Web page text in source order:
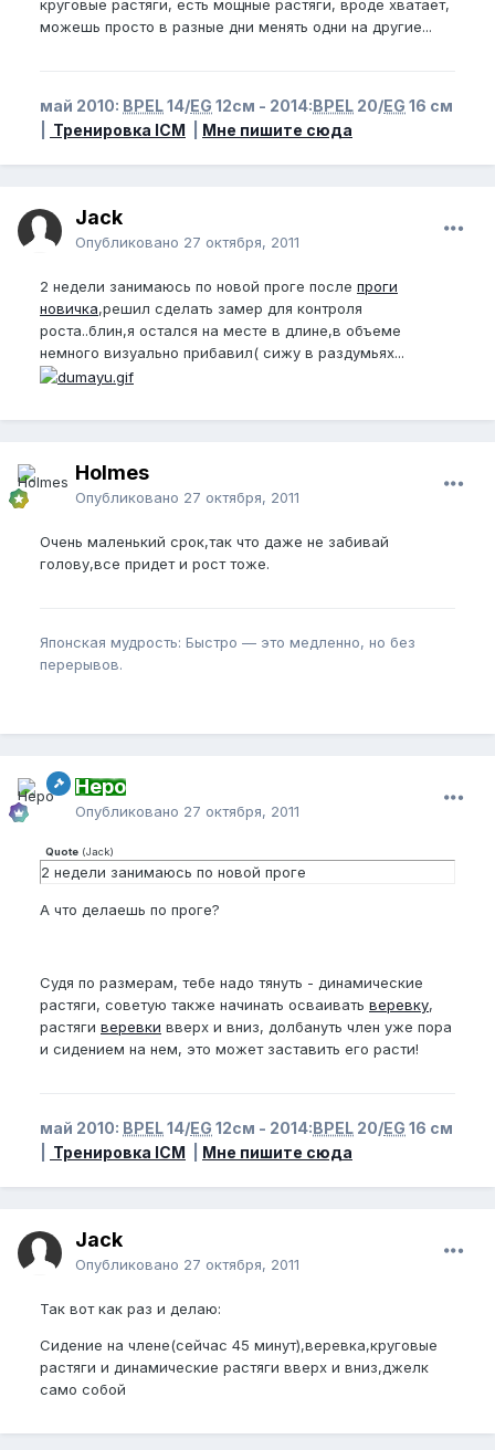
круговые растяги, есть мощные растяги, вроде хватает,
можешь просто в разные дни менять одни на другие...
май 2010: BPEL14/EG 12см - 2014:BPEL 20/EG 16 см
Тренировка ICM Мне пишите сюда
Jack
Опубликовано 27 октября, 2011
2 недели занимаюсь по новой проге после проги
новичка,решил сделать замер для контроля
роста..блин,я остался на месте в длине,в объеме
немного визуально прибавил( сижу в раздумьях...
Holmes
Опубликовано 27 октября, 2011
Очень маленький срок,так что даже не забивай
голову,все придет и рост тоже.
Японская мудрость: Быстро — это медленно, но без
перерывов.
Неро
Опубликовано 27 октября, 2011
Quote (Jack)
2 недели занимаюсь по новой проге
А что делаешь по проге?
Судя по размерам, тебе надо тянуть - динамические
растяги, советую также начинать осваивать веревку,
растяги веревки вверх и вниз, долбануть член уже пора
и сидением на нем, это может заставить его расти!
май 2010: BPEL14/EG 12см - 2014:BPEL 20/EG 16 см
Тренировка ICM Мне пишите сюда
Jack
Опубликовано 27 октября, 2011
Так вот как раз и делаю:
Сидение на члене(сейчас 45 минут),веревка,круговые
растяги и динамические растяги вверх и вниз,джелк
само собой